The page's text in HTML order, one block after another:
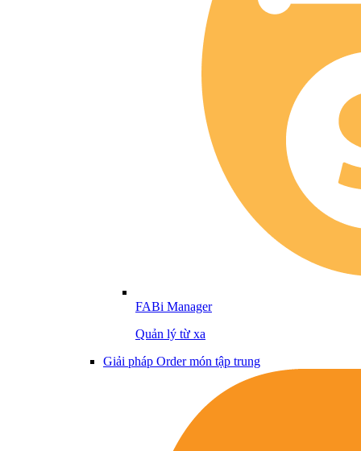
FABi Manager
Quản lý từ xa
Giải pháp Order món tập trung